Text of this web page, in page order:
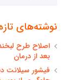
نوشته‌های
اصلاح طرح
بعد از درمان
فیشور سیلانت